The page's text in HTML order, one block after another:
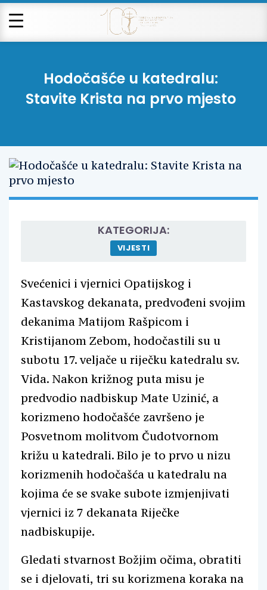
Hodočašće u katedralu:
Stavite Krista na prvo mjesto
KATEGORIJA:
VIJESTI
Svećenici i vjernici Opatijskog i
Kastavskog dekanata, predvođeni svojim
dekanima Matijom Rašpicom i
Kristijanom Zebom, hodočastili su u
subotu 17. veljače u riječku katedralu sv.
Vida. Nakon križnog puta misu je
predvodio nadbiskup Mate Uzinić, a
korizmeno hodočašće završeno je
Posvetnom molitvom Čudotvornom
križu u katedrali. Bilo je to prvo u nizu
korizmenih hodočašća u katedralu na
kojima će se svake subote izmjenjivati
vjernici iz 7 dekanata Riječke
nadbiskupije.
Gledati stvarnost Božjim očima, obratiti
se i djelovati, tri su korizmena koraka na